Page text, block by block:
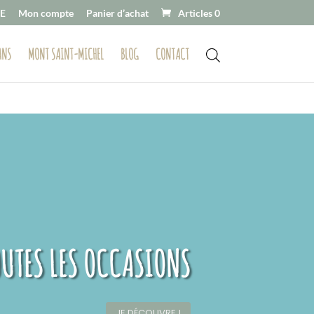
Mon compte Panier d’achat Articles 0
MONT SAINT-MICHEL BLOG CONTACT
LES OCCASIONS